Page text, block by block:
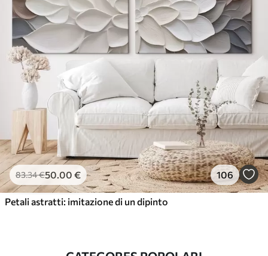
83.34€50.00 € 106
Petali astratti: imitazione di un dipinto